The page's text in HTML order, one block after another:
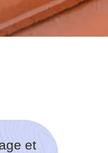
et